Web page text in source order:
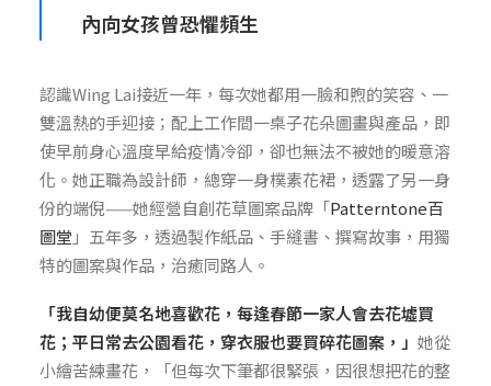
內向女孩曾恐懼頻生
認識Wing Lai接近一年，每次她都用一臉和煦的笑容、一
雙溫熱的手迎接；配上工作間一桌子花朵圖畫與產品，即
使早前身心溫度早給疫情冷卻，卻也無法不被她的暖意溶
化。她正職為設計師，總穿一身樸素花裙，透露了另一身
份的端倪——她經營自創花草圖案品牌「Patterntone百
圖堂 」五年多，透過製作紙品、手縫書、撰寫故事，用獨
特的圖案與作品，治癒同路人。
「我自幼便莫名地喜歡花，每逢春節一家人會去花墟買
花；平日常去公園看花，穿衣服也要買碎花圖案，」 她從
小繪苦練畫花，「但每次下筆都很緊張，因很想把花的整